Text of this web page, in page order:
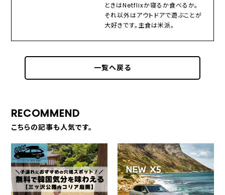
ときはNetflixか寝るか食べるか。
それ以外はアウトドアで遊ぶことが
大好きです。主食は米派。
一覧へ戻る
RECOMMEND
こちらの記事も人気です。